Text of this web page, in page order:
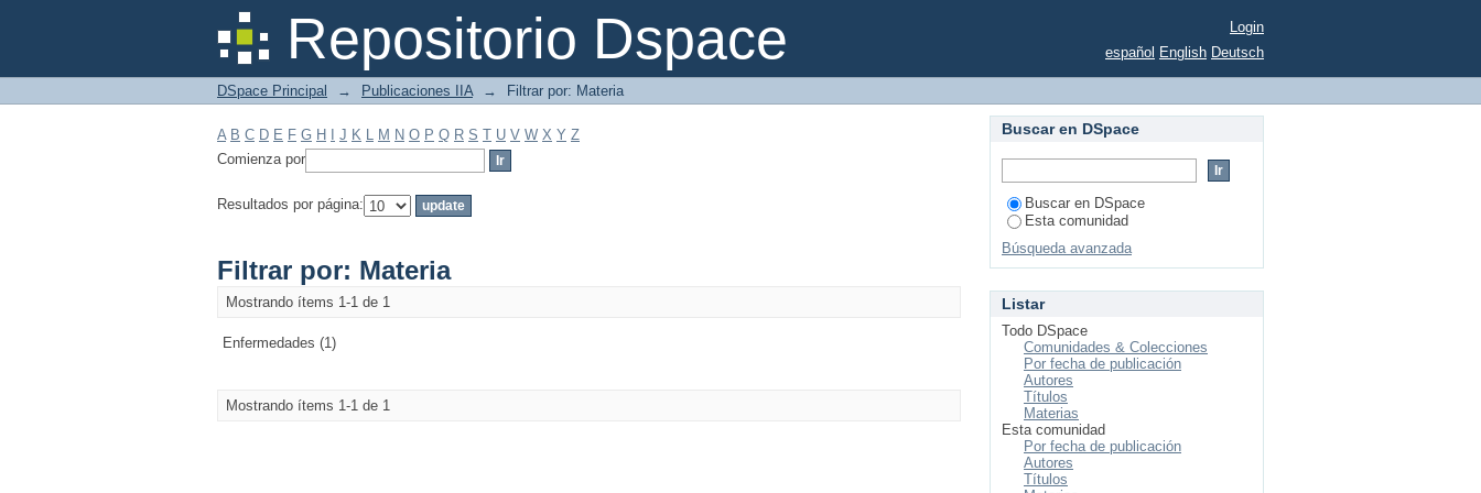
Repositorio Dspace
Filtrar por: Materia
Login
español English Deutsch
DSpace Principal → Publicaciones IIA → Filtrar por: Materia
A B C D E F G H J K L M N O P Q R S T U V W X Y Z
Comienza por
Resultados por página:
Filtrar por: Materia
Mostrando ítems 1-1 de 1
Enfermedades (1)
Mostrando ítems 1-1 de 1
Buscar en DSpace
Buscar en DSpace
Esta comunidad
Búsqueda avanzada
Listar
Todo DSpace
Comunidades & Colecciones
Por fecha de publicación
Autores
Títulos
Materias
Esta comunidad
Por fecha de publicación
Autores
Títulos